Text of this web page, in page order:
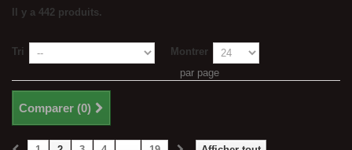
Il y a 442 produits.
Tri
Montrer
par page
Comparer (0)